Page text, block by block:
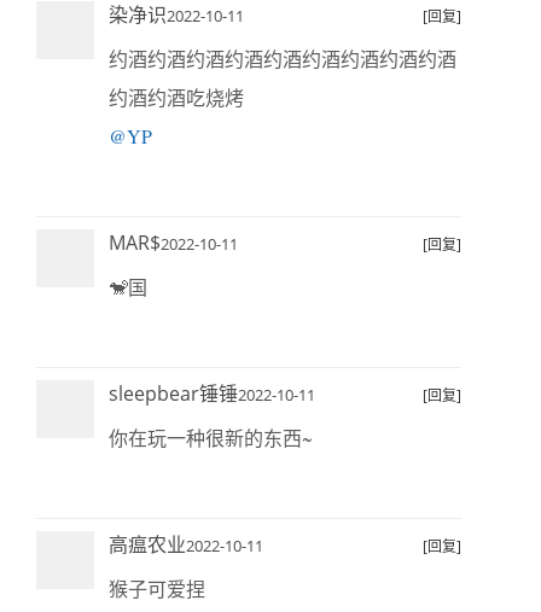
染净识2022-10-11 [回复]
约酒约酒约酒约酒约酒约酒约酒约酒约酒
约酒约酒吃烧烤
@YP
MAR$2022-10-11 [回复]
🐒国
sleepbear锤锤2022-10-11 [回复]
你在玩一种很新的东西~
高瘟农业2022-10-11 [回复]
猴子可爱捏